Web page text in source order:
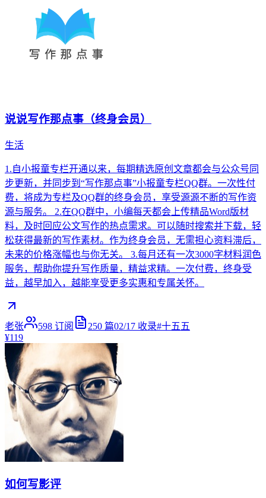
说说写作那点事（终身会员）
生活
1.自小报童专栏开通以来，每期精选原创文章都会与公众号同
步更新，并同步到“写作那点事”小报童专栏QQ群。一次性付
费，将成为专栏及QQ群的终身会员，享受源源不断的写作资
源与服务。 2.在QQ群中，小编每天都会上传精品Word版材
料，及时回应公文写作的热点需求。可以随时搜索并下载，轻
松获得最新的写作素材。作为终身会员，无需担心资料滞后，
未来的价格涨幅也与你无关。 3.每月还有一次3000字材料润色
服务，帮助你提升写作质量，精益求精。一次付费，终身受
益，越早加入，越能享受更多实惠和专属关怀。
老张 598 订阅 250 篇02/17 收录#十五五
¥119
如何写影评